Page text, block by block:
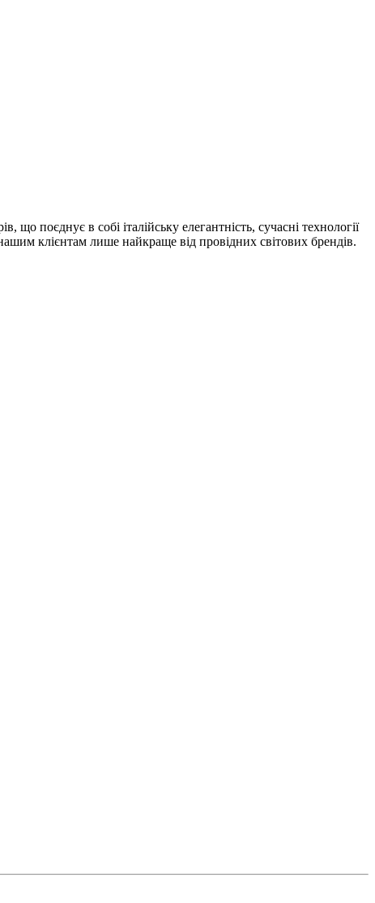
що поєднує в собі італійську елегантність, сучасні технології
клієнтам лише найкраще від провідних світових брендів.